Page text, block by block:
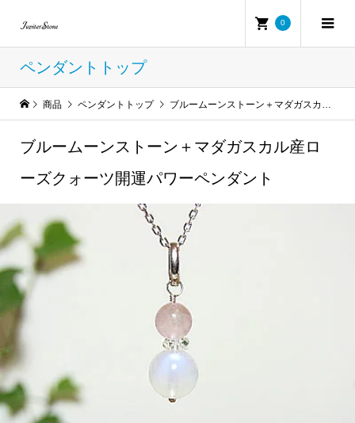
0
ペンダントトップ
商品 ペンダントトップ ブルームーンストーン＋マダガスカル産ローズクォーツ開運パワーペンダント
ブルームーンストーン＋マダガスカル産ロ
ーズクォーツ開運パワーペンダント